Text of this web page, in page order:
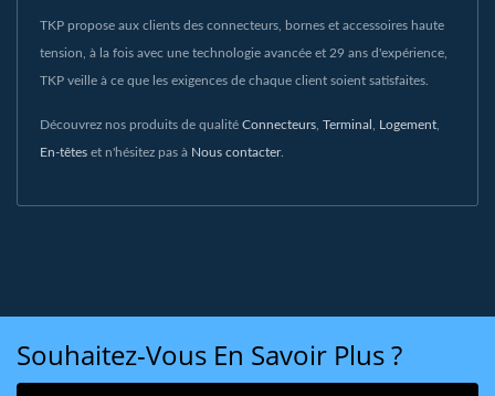
TKP propose aux clients des connecteurs, bornes et accessoires haute
tension, à la fois avec une technologie avancée et 29 ans d'expérience,
TKP veille à ce que les exigences de chaque client soient satisfaites.
Découvrez nos produits de qualité Connecteurs Terminal Logement
En-têtes et n'hésitez pas à Nous contacter.
Souhaitez-Vous En Savoir Plus ?